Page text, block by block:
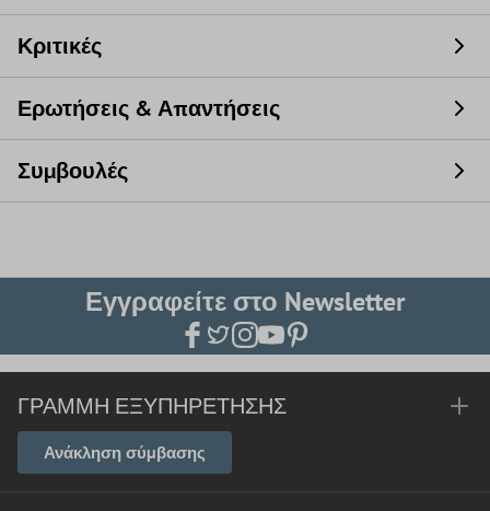
Κριτικές
Ερωτήσεις & Απαντήσεις
Συμβουλές
Εγγραφείτε στο Newsletter
ΓΡΑΜΜΉ ΕΞΥΠΗΡΈΤΗΣΗΣ
Ανάκληση σύμβασης